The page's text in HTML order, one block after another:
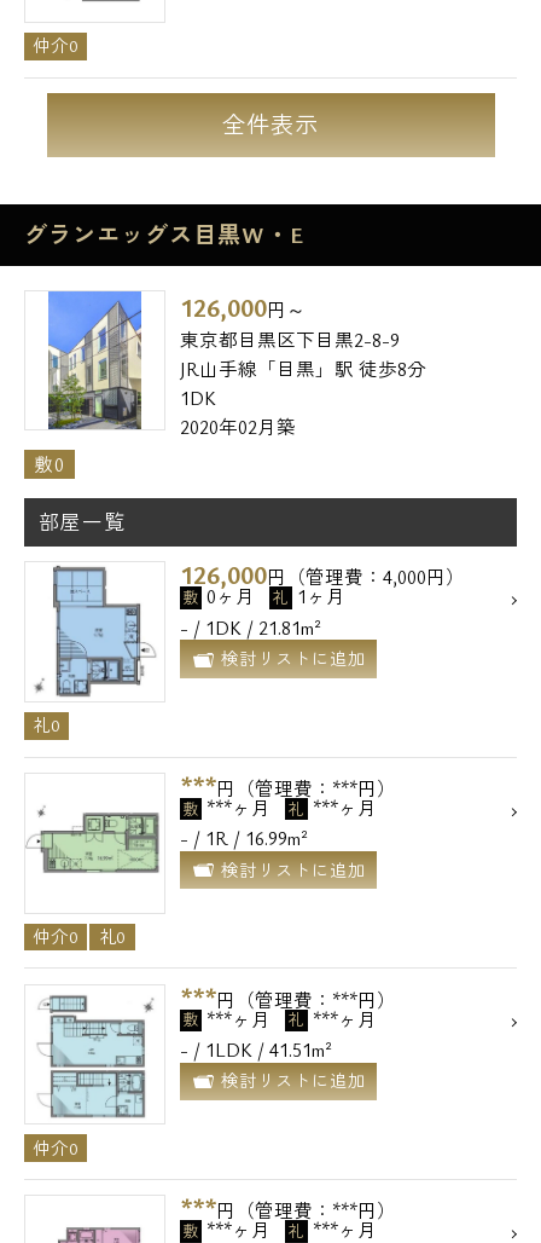
仲介0
全件表示
グランエッグス目黒W・E
126,000円～
東京都目黒区下目黒2-8-9
JR山手線「目黒」駅 徒歩8分
1DK
2020年02月築
敷0
部屋一覧
126,000円（管理費：4,000円）
敷 0ヶ月 礼 1ヶ月
- / 1DK / 21.81m²
検討リストに追加
礼0
***円（管理費：***円）
敷 ***ヶ月 礼 ***ヶ月
- / 1R / 16.99m²
検討リストに追加
仲介0 礼0
***円（管理費：***円）
敷 ***ヶ月 礼 ***ヶ月
- / 1LDK / 41.51m²
検討リストに追加
仲介0
***円（管理費：***円）
敷 ***ヶ月 礼 ***ヶ月